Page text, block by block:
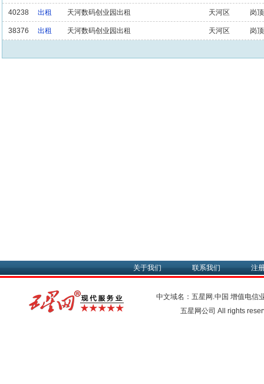
40238 出租 天河数码创业园出租 天河区 岗
38376 出租 天河数码创业园出租 天河区 岗
关于我们 联系我们 注
中文域名：五星网.中国 增值电信
五星网公司 All rights